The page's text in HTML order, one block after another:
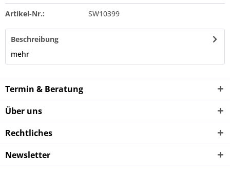
Artikel-Nr.: SW10399
Beschreibung
mehr
Termin & Beratung
Über uns
Rechtliches
Newsletter